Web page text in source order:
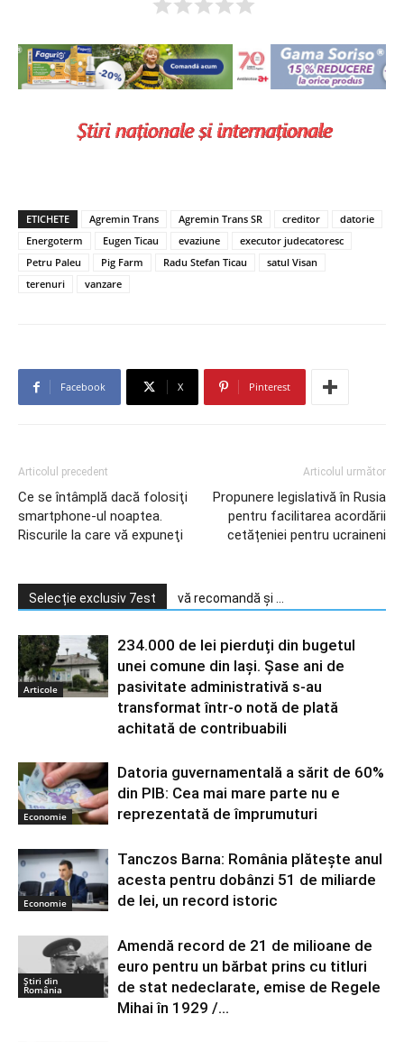
ETICHETE Agremin Trans Agremin Trans SR creditor
datorie
Energoterm
Eugen Ticau evaziune
executor judecatoresc
Petru Paleu
Pig Farm Radu Stefan Ticau
satul Visan
terenuri
vanzare
Facebook X Pinterest
Articolul precedent
Ce se întâmplă dacă folosiţi
smartphone-ul noaptea.
Riscurile la care vă expuneţi
Articolul următor
Propunere legislativă în Rusia
pentru facilitarea acordării
cetățeniei pentru ucraineni
Selecție exclusiv 7est vă recomandă și ...
Articole
234.000 de lei pierduți din bugetul
unei comune din Iași. Șase ani de
pasivitate administrativă s-au
transformat într-o notă de plată
achitată de contribuabili
Economie
Datoria guvernamentală a sărit de 60%
din PIB: Cea mai mare parte nu e
reprezentată de împrumuturi
Economie
Tanczos Barna: România plătește anul
acesta pentru dobânzi 51 de miliarde
de lei, un record istoric
Știri din
România
Amendă record de 21 de milioane de
euro pentru un bărbat prins cu titluri
de stat nedeclarate, emise de Regele
Mihai în 1929 /...